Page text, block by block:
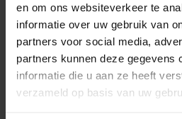
en om ons websiteverkeer te
informatie over uw gebruik van
partners voor social media,
partners kunnen deze gegevens
informatie die u aan ze heeft
verzameld op basis van uw
formaat
Alle specificaties van de
overzichtelijk bijgevoegd